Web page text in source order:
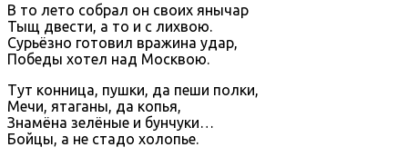
В то лето собрал он своих янычар
Тыщ двести, а то и с лихвою.
Сурьёзно готовил вражина удар,
Победы хотел над Москвою.
Тут конница, пушки, да пеши полки,
Мечи, ятаганы, да копья,
Знамёна зелёные и бунчуки…
Бойцы, а не стадо холопье.